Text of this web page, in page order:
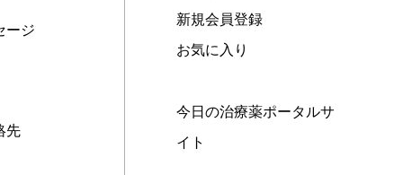
ージ
先
新規会員登録
お気に入り
今日の治療薬ポータルサ
イト